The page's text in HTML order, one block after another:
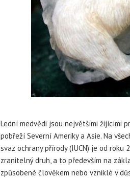
Lední medvědi jsou největšími žijícími
pobřeží Severní Ameriky a Asie. Na
svaz ochrany přírody (IUCN) je od
zranitelný druh, a to především na
způsobené člověkem nebo vzniklé v